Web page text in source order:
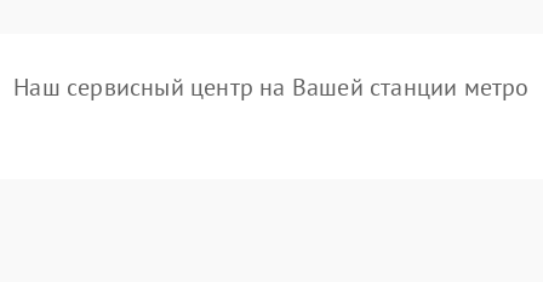
Наш сервисный центр на Вашей станции метро